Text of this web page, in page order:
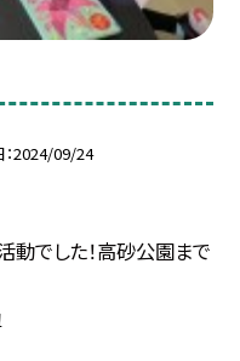
2024/09/24
動でした！高砂公園まで